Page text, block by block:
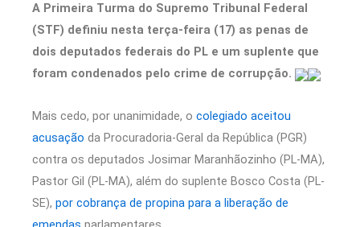
A Primeira Turma do Supremo Tribunal Federal
(STF) definiu nesta terça-feira (17) as penas de
dois deputados federais do PL e um suplente que
foram condenados pelo crime de corrupção.
Mais cedo, por unanimidade, o colegiado aceitou
acusação da Procuradoria-Geral da República (PGR)
contra os deputados Josimar Maranhãozinho (PL-MA),
Pastor Gil (PL-MA), além do suplente Bosco Costa (PL-
SE), por cobrança de propina para a liberação de